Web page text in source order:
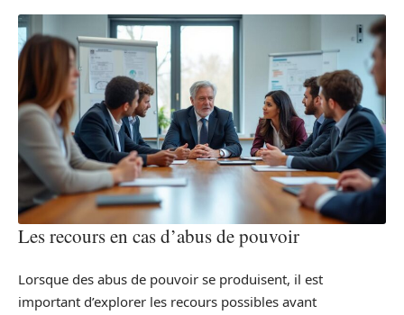
Les recours en cas d’abus de pouvoir
Lorsque des abus de pouvoir se produisent, il est
important d’explorer les recours possibles avant